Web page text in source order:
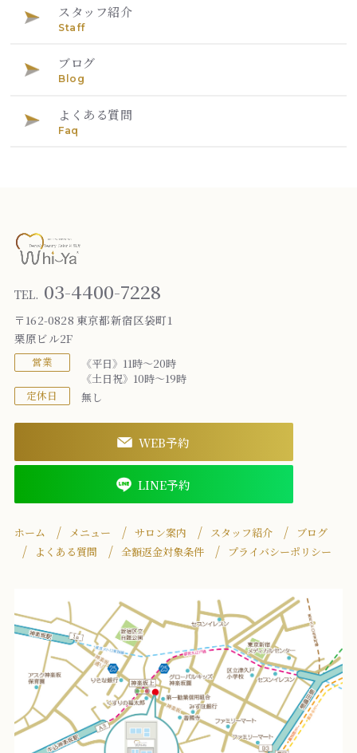
スタッフ紹介
Staff
ブログ
Blog
よくある質問
Faq
TEL. 03-4400-7228
〒162-0828 東京都新宿区袋町1
栗原ビル2F
営業
《平日》11時～20時
《土日祝》10時～19時
定休日 無し
WEB予約
LINE予約
ホーム メニュー サロン案内 スタッフ紹介
ブログ
よくある質問
全額返金対象条件 プライバシーポリシー